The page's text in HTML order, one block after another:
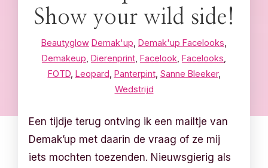
Show your wild side!
Beautyglow Demak'up Demak'up Facelooks
Demakeup Dierenprint Facelook Facelooks
FOTD, Leopard Panterpint, Sanne Bleeker,
Wedstrijd
Een tijdje terug ontving ik een mailtje van
Demak’up met daarin de vraag of ze mij
iets mochten toezenden. Nieuwsgierig als